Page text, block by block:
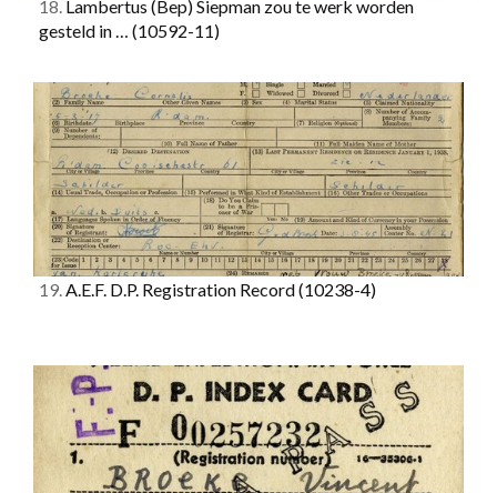
18. Lambertus (Bep) Siepman zou te werk worden
gesteld in … (10592-11)
19.A.E.F. D.P. Registration Record(10238-4)